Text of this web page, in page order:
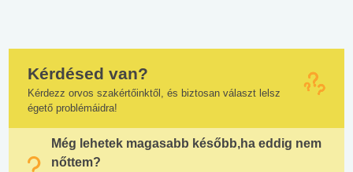
Kérdésed van?
Kérdezz orvos szakértőinktől, és biztosan választ lelsz
égető problémáidra!
Még lehetek magasabb később,ha eddig nem
nőttem?